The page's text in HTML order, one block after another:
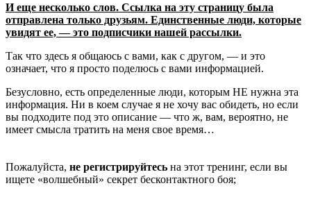
И еще несколько слов. Ссылка на эту страницу была
отправлена только друзьям. Единственные люди, которые
увидят ее, — это подписчики нашей рассылки.
Так что здесь я общаюсь с вами, как с другом, — и это
означает, что я просто поделюсь с вами информацией.
Безусловно, есть определенные люди, которым НЕ нужна эта
информация. Ни в коем случае я не хочу вас обидеть, но если
вы подходите под это описание — что ж, вам, вероятно, не
имеет смысла тратить на меня свое время…
Пожалуйста, не регистрируйтесь на этот тренинг, если вы
ищете «волшебный» секрет бесконтактного боя;